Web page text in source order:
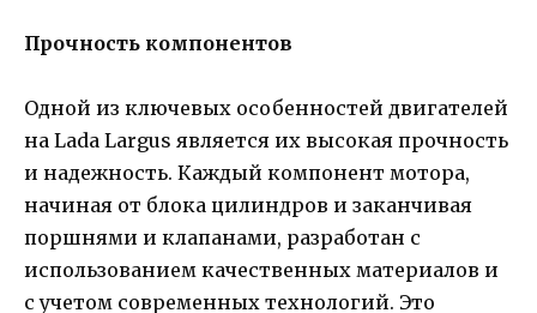
Прочность компонентов
Одной из ключевых особенностей двигателей
на Lada Largus является их высокая прочность
и надежность. Каждый компонент мотора,
начиная от блока цилиндров и заканчивая
поршнями и клапанами, разработан с
использованием качественных материалов и
с учетом современных технологий. Это